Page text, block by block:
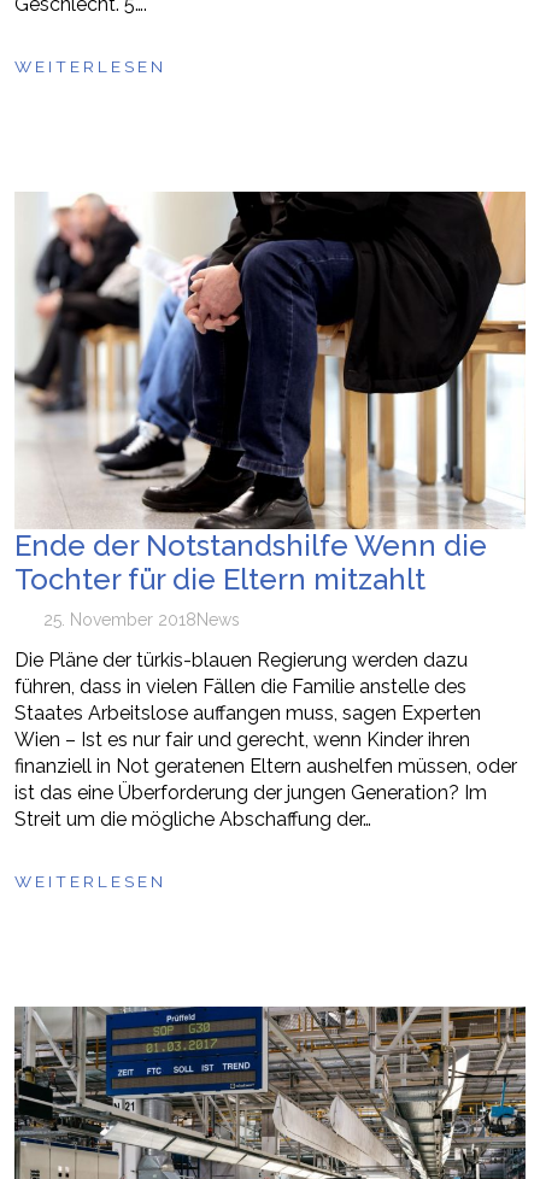
WEITERLESEN
Ende der Notstandshilfe Wenn die
Tochter für die Eltern mitzahlt
25. November 2018News
Die Pläne der türkis-blauen Regierung werden dazu
führen, dass in vielen Fällen die Familie anstelle des
Staates Arbeitslose auffangen muss, sagen Experten
Wien – Ist es nur fair und gerecht, wenn Kinder ihren
finanziell in Not geratenen Eltern aushelfen müssen, oder
ist das eine Überforderung der jungen Generation? Im
Streit um die mögliche Abschaffung der…
WEITERLESEN